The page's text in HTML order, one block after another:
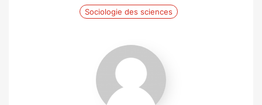
Sociologie des sciences
Abir
Kasmi